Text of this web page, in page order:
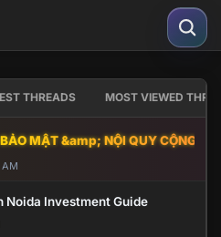
THREADS MOST VIEWED
MẬT &amp; NỘI QUY CỘNG
Noida Investment Guide